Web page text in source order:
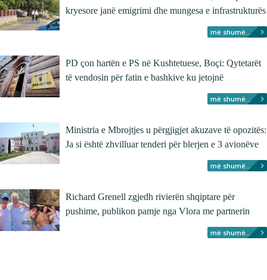
kryesore janë emigrimi dhe mungesa e infrastrukturës
më shumë...
PD çon hartën e PS në Kushtetuese, Boçi: Qytetarët
të vendosin për fatin e bashkive ku jetojnë
më shumë...
Ministria e Mbrojtjes u përgjigjet akuzave të opozitës:
Ja si është zhvilluar tenderi për blerjen e 3 avionëve
më shumë...
Richard Grenell zgjedh rivierën shqiptare për
pushime, publikon pamje nga Vlora me partnerin
më shumë...